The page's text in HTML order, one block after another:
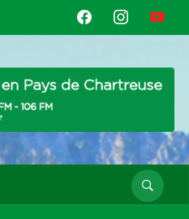
facebookinstagramyoutube